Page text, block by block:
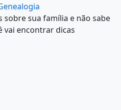
sobre sua família e não sabe
vai encontrar dicas